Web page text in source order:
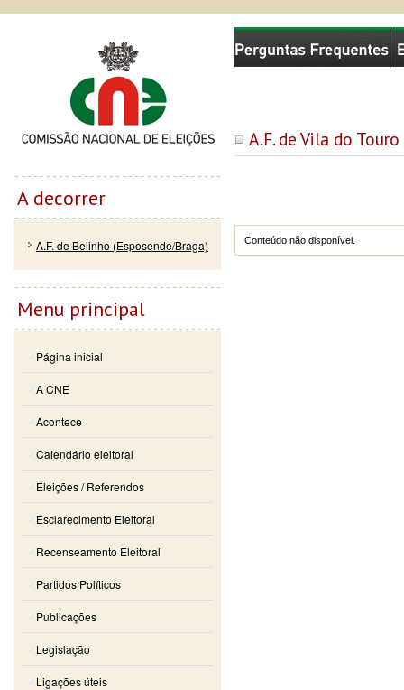
A.F. de Vila do
Conteúdo não disponível.
Comissão Nacional de Eleições
A decorrer
A.F. de Belinho (Esposende/Braga)
Menu principal
Página inicial
A CNE
Acontece
Calendário eleitoral
Eleições / Referendos
Esclarecimento Eleitoral
Recenseamento Eleitoral
Partidos Políticos
Publicações
Legislação
Ligações úteis